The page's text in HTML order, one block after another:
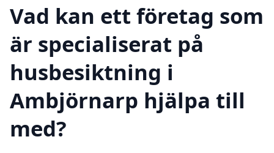
Vad kan ett företag som
är specialiserat på
husbesiktning i
Ambjörnarp hjälpa till
med?